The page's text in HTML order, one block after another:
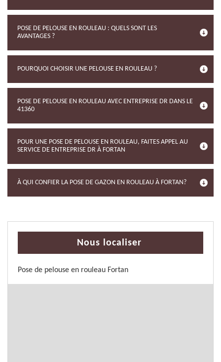
POSE DE PELOUSE EN ROULEAU : QUELS SONT LES
AVANTAGES ?
POURQUOI CHOISIR UNE PELOUSE EN ROULEAU ?
POSE DE PELOUSE EN ROULEAU AVEC ENTREPRISE DR DANS LE
41360
POUR UNE POSE DE PELOUSE EN ROULEAU, FAITES APPEL AU
SERVICE DE ENTREPRISE DR À FORTAN
À QUI CONFIER LA POSE DE GAZON EN ROULEAU À FORTAN?
Nous localiser
Pose de pelouse en rouleau Fortan